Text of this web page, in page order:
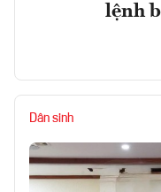
lệnh
Dân sinh